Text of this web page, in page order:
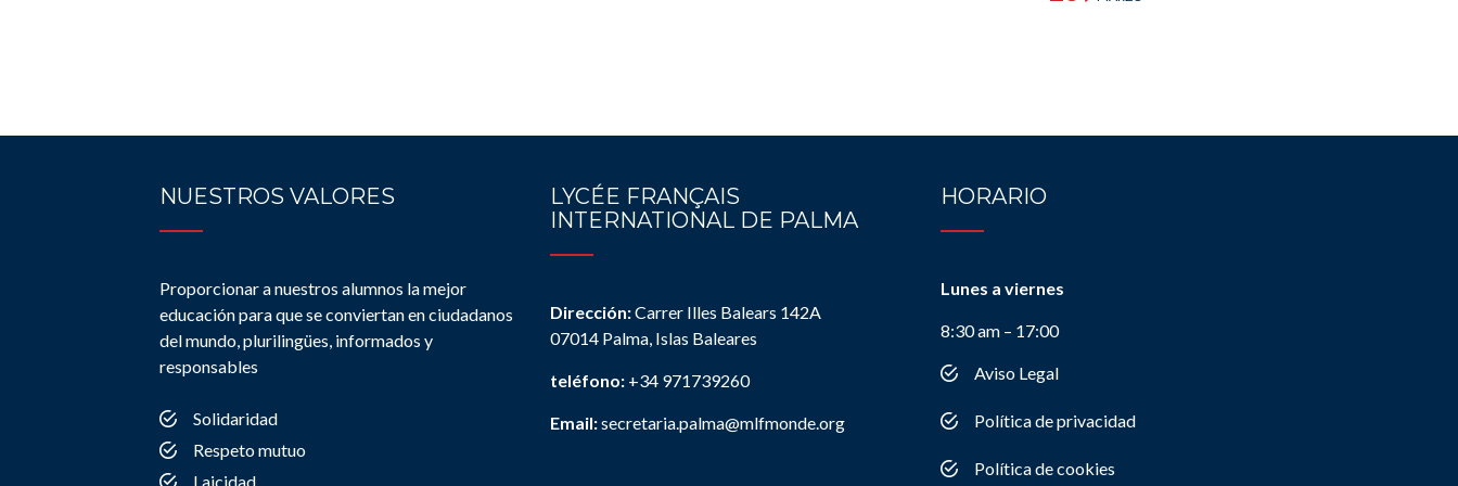
NUESTROS VALORES
Proporcionar a nuestros alumnos la mejor
educación para que se conviertan en ciudadanos
del mundo, plurilingües, informados y
responsables
Solidaridad
Respeto mutuo
Laicidad
LYCÉE FRANÇAIS
INTERNATIONAL DE PALMA
Dirección:Carrer Illes Balears 142A
07014 Palma, Islas Baleares
teléfono: +34 971739260
Email:secretaria.palma@mlfmonde.org
HORARIO
Lunes a viernes
8:30 am – 17:00
Aviso Legal
Política de privacidad
Política de cookies